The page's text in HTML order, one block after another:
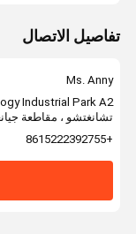
تفاصيل الاتصال
Ms. Anny
تشانغتشو ، مقاطعة
+8615222392755